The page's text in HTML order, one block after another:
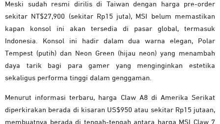
Meski sudah resmi dirilis di Taiwan dengan harga pre-order
sekitar NT$27,900 (sekitar Rp15 juta), MSI belum memastikan
kapan konsol ini akan tersedia di pasar global, termasuk
Indonesia. Konsol ini hadir dalam dua warna elegan, Polar
Tempest (putih) dan Neon Green (hijau neon) yang menambah
daya tarik bagi para gamer yang menginginkan estetika
sekaligus performa tinggi dalam genggaman.
Menurut informasi terbaru, harga Claw A8 di Amerika Serikat
diperkirakan berada di kisaran US$950 atau sekitar Rp15 jutaan,
membuatnya berada di tengah-tengah antara harga MSI Claw 7